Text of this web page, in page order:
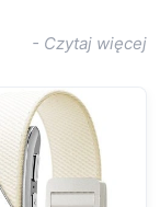
- Czytaj więcej